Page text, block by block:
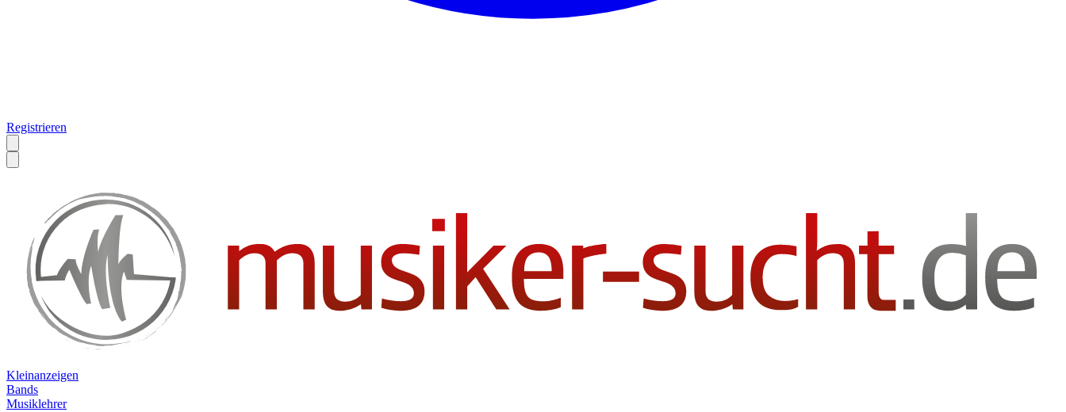
Registrieren
Kleinanzeigen
Bands
Musiklehrer